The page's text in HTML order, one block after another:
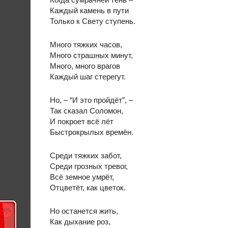
Каждый камень в пути
Только к Свету ступень.
Много тяжких часов,
Много страшных минут,
Много, много врагов
Каждый шаг стерегут.
Но, – “И это пройдёт”, –
Так сказал Соломон,
И покроет всё лёт
Быстрокрылых времён.
Среди тяжких забот,
Среди грозных тревог,
Всё земное умрёт,
Отцветёт, как цветок.
Но останется жить,
Как дыхание роз,